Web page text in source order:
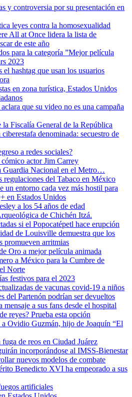
y controversia por su presentación en
leyes contra la homosexualidad
All at Once lidera la lista de
de este año
para la categoría ”Mejor película
2023
hashtag que usan los usuarios
en zona turística, Estados Unidos
que su video no es una campaña
la Fiscalía General de la República
denominada: secuestro de
a redes sociales?
actor Jim Carrey
Guardia Nacional en el Metro…
regulaciones del Tabaco en México
un entorno cada vez más hostil para
en Estados Unidos
a los 54 años de edad
de Chichén Itzá.
si el Popocatépetl hace erupción
de Louisville demuestra que los
promueven arritmias
Oro a mejor película animada
a México para la Cumbre de
Norte
festivos para el 2023
de vacunas covid-19 a niños
del Partenón podrían ser devueltos
mensaje a sus fans desde el hospital
reyes? Prueba esta opción
Ovidio Guzmán, hijo de Joaquín “El
de reos en Ciudad Juárez
incorporándose al IMSS-Bienestar
nuevos modelos de combate
Benedicto XVI ha empeorado a sus
artificiales